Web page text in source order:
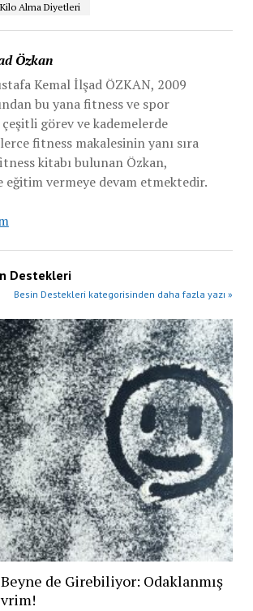
Kilo Alma Diyetleri
Özkan
Kemal İlşad ÖZKAN, 2009
bu yana fitness ve spor
çeşitli görev ve kademelerde
fitness makalesinin yanı sıra
kitabı bulunan Özkan,
vermeye devam etmektedir.
Destekleri
Besin Destekleri kategorisinden daha fazla yazı »
de Girebiliyor: Odaklanmış